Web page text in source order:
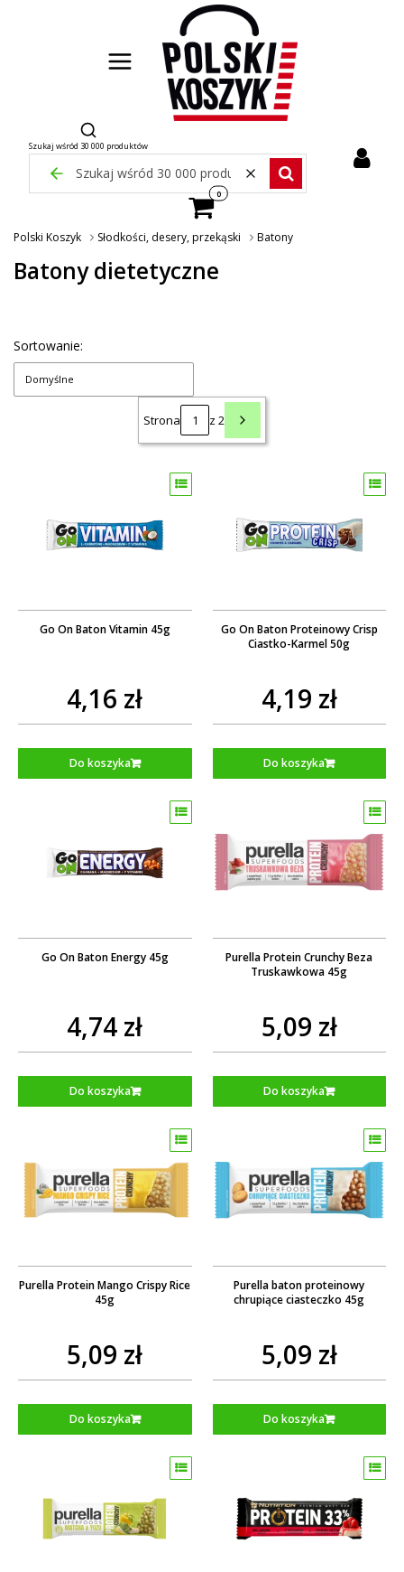
Otwórz wyszukiwarkę
Szukaj wśród 30 000 produktów
Zamknij wyszukiwarkę WyczyśćSzukaj wśród 30 000
Produkty w koszyku: 0. Zobacz
Polski Koszyk Słodkości, desery, przekąski Batony
Batony dietetyczne
Sortowanie:
Domyślne
Strona z 2
Go On Baton Vitamin 45g
4,16 zł
Do koszyka
Go On Baton Proteinowy Crisp
Ciastko-Karmel 50g
4,19 zł
Do koszyka
Go On Baton Energy 45g
4,74 zł
Do koszyka
Purella Protein Crunchy Beza
Truskawkowa 45g
5,09 zł
Do koszyka
Purella Protein Mango Crispy Rice
45g
5,09 zł
Do koszyka
Purella baton proteinowy
chrupiące ciasteczko 45g
5,09 zł
Do koszyka